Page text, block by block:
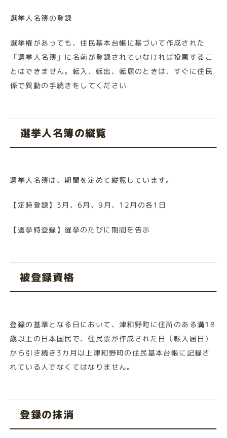
選挙人名簿の登録
選挙権があっても、住民基本台帳に基づいて作成された
「選挙人名簿」に名前が登録されていなければ投票するこ
とはできません。転入、転出、転居のときは、すぐに住民
係で異動の手続きをしてください
選挙人名簿の縦覧
選挙人名簿は、期間を定めて縦覧しています。
【定時登録】3月、6月、9月、12月の各1日
【選挙時登録】選挙のたびに期間を告示
被登録資格
登録の基準となる日において、津和野町に住所のある満18
歳以上の日本国民で、住民票が作成された日（転入届日）
から引き続き3カ月以上津和野町の住民基本台帳に記録さ
れている人でなくてはなりません。
登録の抹消